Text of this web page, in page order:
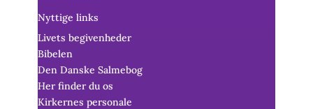
Nyttige links
Livets begivenheder
Bibelen
Den Danske Salmebog
Her finder du os
Kirkernes personale